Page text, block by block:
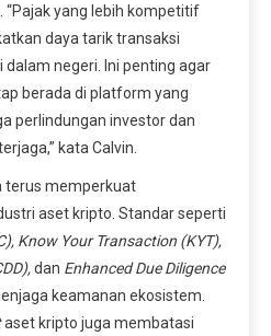
yang lebih kompetitif
daya tarik transaksi
negeri. Ini penting agar
berada di platform yang
perlindungan investor dan
kata Calvin.
terus memperkuat
aset kripto. Standar seperti
Know Your Transaction (KYT),
dan Enhanced Due Diligence
keamanan ekosistem.
aset kripto juga membatasi